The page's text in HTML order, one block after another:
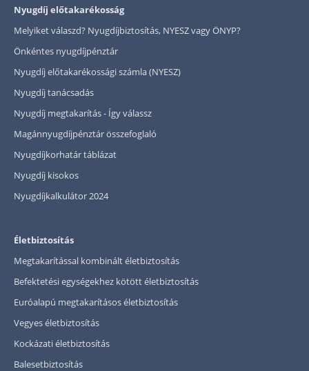
Nyugdíj előtakarékosság
Melyiket válaszd? Nyugdíjbiztosítás, NYESZ vagy ÖNYP?
Önkéntes nyugdíjpénztár
Nyugdíj előtakarékossági számla (NYESZ)
Nyugdíj tanácsadás
Nyugdíj megtakarítás - Így válassz
Magánnyugdíjpénztár összefoglaló
Nyugdíjkorhatár táblázat
Nyugdíj kisokos
Nyugdíjkalkulátor 2024
Életbiztosítás
Megtakarítással kombinált életbiztosítás
Befektetési egységekhez kötött életbiztosítás
Euróalapú megtakarításos életbiztosítás
Vegyes életbiztosítás
Kockázati életbiztosítás
Balesetbiztosítás